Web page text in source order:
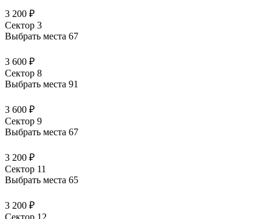
3 200 ₽
Сектор 3
Выбрать места 67
3 600 ₽
Сектор 8
Выбрать места 91
3 600 ₽
Сектор 9
Выбрать места 67
3 200 ₽
Сектор 11
Выбрать места 65
3 200 ₽